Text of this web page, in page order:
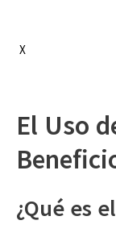
X
El Uso
¿Qué es el